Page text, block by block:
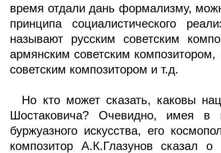
время отдали дань формализму,
принципа социалистического
называют русским советским
армянским советским
советским композитором и т.д.
Но кто может сказать, каковы
Шостаковича? Очевидно, имея в
буржуазного искусства, его
композитор А.К.Глазунов сказал